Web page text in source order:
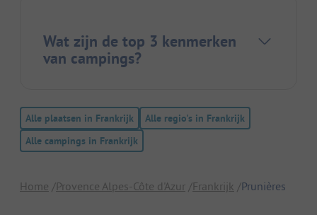
Wat zijn de top 3 kenmerken
van campings?
Alle plaatsen in Frankrijk
Alle regio's in Frankrijk
Alle campings in Frankrijk
Home Provence Alpes-Côte d'Azur Frankrijk Prunières